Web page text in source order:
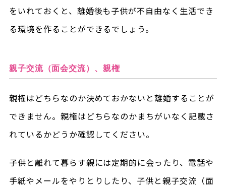
をいれておくと、離婚後も子供が不自由なく生活でき
る環境を作ることができるでしょう。
親子交流（面会交流）、親権
親権はどちらなのか決めておかないと離婚することが
できません。親権はどちらなのかまちがいなく記載さ
れているかどうか確認してください。
子供と離れて暮らす親には定期的に会ったり、電話や
手紙やメールをやりとりしたり、子供と親子交流（面